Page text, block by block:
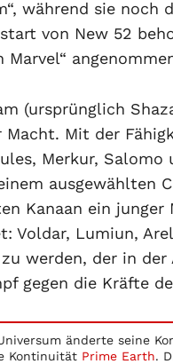
während sie
von New 52
Marvel“
(ursprünglich
Macht. Mit der
Merkur,
ausgewählten
Kanaan ein
Voldar, Lumiun,
werden, der in
gegen die Kräfte
änderte seine
Kontinuität Prime Earth.